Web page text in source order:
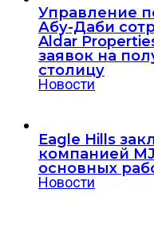
Управление
Абу-Даби
Aldar
заявок на
столицу
Новости
Eagle Hills
компанией
основных
Новости